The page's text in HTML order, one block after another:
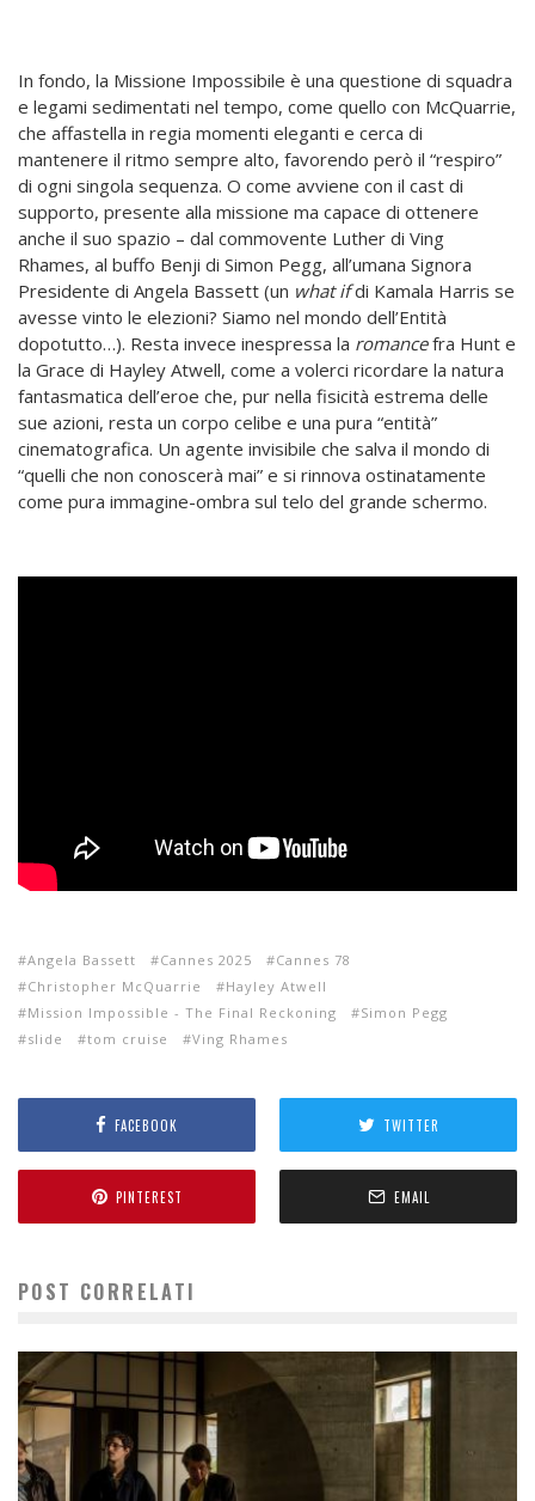
In fondo, la Missione Impossibile è una questione di squadra
e legami sedimentati nel tempo, come quello con McQuarrie,
che affastella in regia momenti eleganti e cerca di
mantenere il ritmo sempre alto, favorendo però il “respiro”
di ogni singola sequenza. O come avviene con il cast di
supporto, presente alla missione ma capace di ottenere
anche il suo spazio – dal commovente Luther di Ving
Rhames, al buffo Benji di Simon Pegg, all’umana Signora
Presidente di Angela Bassett (un what ifdi Kamala Harris se
avesse vinto le elezioni? Siamo nel mondo dell’Entità
dopotutto…). Resta invece inespressa la romancefra Hunt e
la Grace di Hayley Atwell, come a volerci ricordare la natura
fantasmatica dell’eroe che, pur nella fisicità estrema delle
sue azioni, resta un corpo celibe e una pura “entità”
cinematografica. Un agente invisibile che salva il mondo di
“quelli che non conoscerà mai” e si rinnova ostinatamente
come pura immagine-ombra sul telo del grande schermo.
Angela Bassett Cannes 2025
Cannes 78
Christopher McQuarrie
Hayley Atwell
Mission Impossible - The Final Reckoning
Simon Pegg
slide
tom cruise Ving Rhames
FACEBOOK TWITTER
PINTEREST EMAIL
POST CORRELATI